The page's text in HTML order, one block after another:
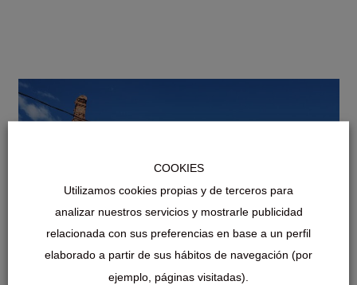
COOKIES
Utilizamos cookies propias y de terceros para
analizar nuestros servicios y mostrarle publicidad
relacionada con sus preferencias en base a un perfil
elaborado a partir de sus hábitos de navegación (por
ejemplo, páginas visitadas).